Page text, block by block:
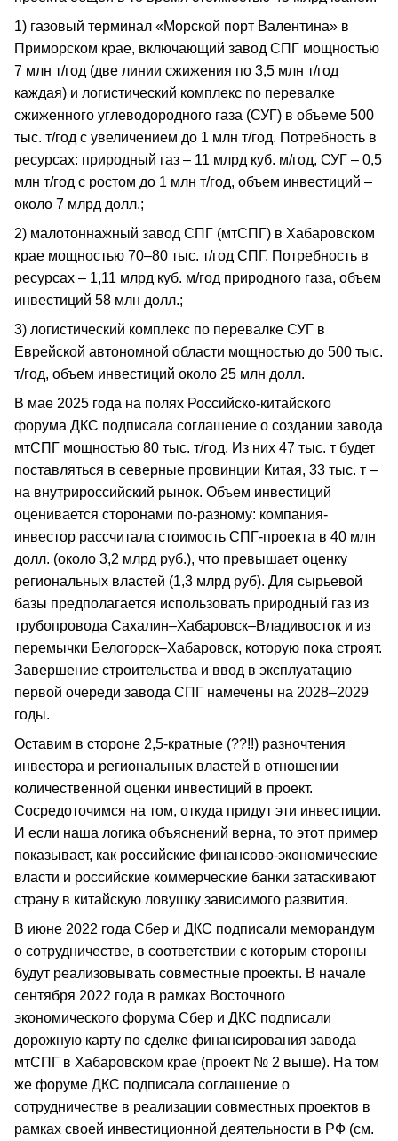
1) газовый терминал «Морской порт Валентина» в
Приморском крае, включающий завод СПГ мощностью
7 млн т/год (две линии сжижения по 3,5 млн т/год
каждая) и логистический комплекс по перевалке
сжиженного углеводородного газа (СУГ) в объеме 500
тыс. т/год с увеличением до 1 млн т/год. Потребность в
ресурсах: природный газ – 11 млрд куб. м/год, СУГ – 0,5
млн т/год с ростом до 1 млн т/год, объем инвестиций –
около 7 млрд долл.;
2) малотоннажный завод СПГ (мтСПГ) в Хабаровском
крае мощностью 70–80 тыс. т/год СПГ. Потребность в
ресурсах – 1,11 млрд куб. м/год природного газа, объем
инвестиций 58 млн долл.;
3) логистический комплекс по перевалке СУГ в
Еврейской автономной области мощностью до 500 тыс.
т/год, объем инвестиций около 25 млн долл.
В мае 2025 года на полях Российско-китайского
форума ДКС подписала соглашение о создании завода
мтСПГ мощностью 80 тыс. т/год. Из них 47 тыс. т будет
поставляться в северные провинции Китая, 33 тыс. т –
на внутрироссийский рынок. Объем инвестиций
оценивается сторонами по-разному: компания-
инвестор рассчитала стоимость СПГ-проекта в 40 млн
долл. (около 3,2 млрд руб.), что превышает оценку
региональных властей (1,3 млрд руб). Для сырьевой
базы предполагается использовать природный газ из
трубопровода Сахалин–Хабаровск–Владивосток и из
перемычки Белогорск–Хабаровск, которую пока строят.
Завершение строительства и ввод в эксплуатацию
первой очереди завода СПГ намечены на 2028–2029
годы.
Оставим в стороне 2,5-кратные (??!!) разночтения
инвестора и региональных властей в отношении
количественной оценки инвестиций в проект.
Сосредоточимся на том, откуда придут эти инвестиции.
И если наша логика объяснений верна, то этот пример
показывает, как российские финансово-экономические
власти и российские коммерческие банки затаскивают
страну в китайскую ловушку зависимого развития.
В июне 2022 года Сбер и ДКС подписали меморандум
о сотрудничестве, в соответствии с которым стороны
будут реализовывать совместные проекты. В начале
сентября 2022 года в рамках Восточного
экономического форума Сбер и ДКС подписали
дорожную карту по сделке финансирования завода
мтСПГ в Хабаровском крае (проект № 2 выше). На том
же форуме ДКС подписала соглашение о
сотрудничестве в реализации совместных проектов в
рамках своей инвестиционной деятельности в РФ (см.